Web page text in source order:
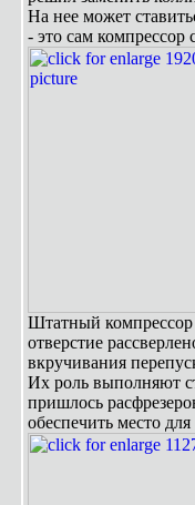
На нее может
- это сам
Штатный компрессор
отверстие
вкручивания
Их роль выполняют
пришлось
обеспечить место